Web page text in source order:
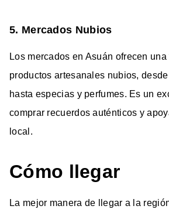
5. Mercados Nubios
Los mercados en Asuán ofrecen
productos artesanales nubios,
hasta especias y perfumes. Es un
comprar recuerdos auténticos y
local.
Cómo llegar
La mejor manera de llegar a la